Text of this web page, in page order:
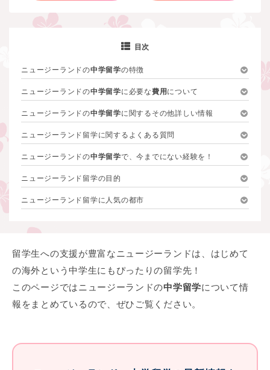
目次
ニュージーランドの中学留学の特徴
ニュージーランドの中学留学に必要な費用 について
ニュージーランドの中学留学に関するその他詳しい情報
ニュージーランド留学に関するよくある質問
ニュージーランドの中学留学で、今までにない経験を！
ニュージーランド留学の目的
ニュージーランド留学に人気の都市
留学生への支援が豊富なニュージーランドは、はじめて
の海外という中学生にもぴったりの留学先！
このページではニュージーランドの中学留学について情
報をまとめているので、ぜひご覧ください。